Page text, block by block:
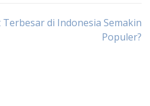
di Indonesia Semakin
Populer?